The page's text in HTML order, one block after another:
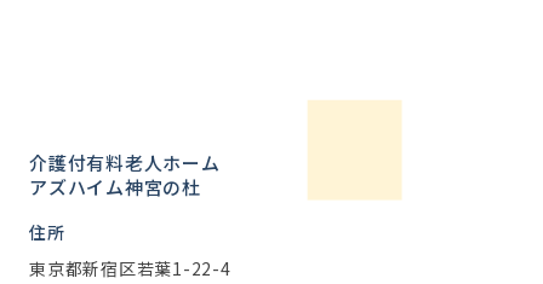
介護付有料老人ホーム
アズハイム神宮の杜
住所
東京都新宿区若葉1-22-4